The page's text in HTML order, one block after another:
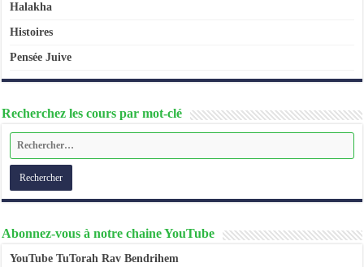
Halakha
Histoires
Pensée Juive
Recherchez les cours par mot-clé
Abonnez-vous à notre chaine YouTube
YouTube TuTorah Rav Bendrihem